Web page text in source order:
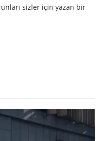
sizler için yazan bir